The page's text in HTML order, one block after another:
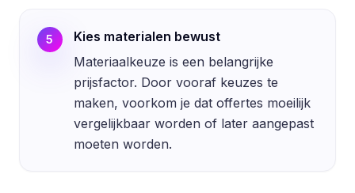
5
Kies materialen bewust
Materiaalkeuze is een belangrijke
prijsfactor. Door vooraf keuzes te
maken, voorkom je dat offertes moeilijk
vergelijkbaar worden of later aangepast
moeten worden.